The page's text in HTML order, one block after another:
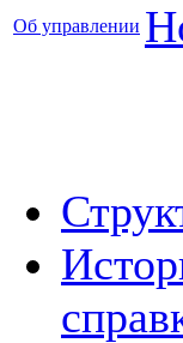
Об управлении